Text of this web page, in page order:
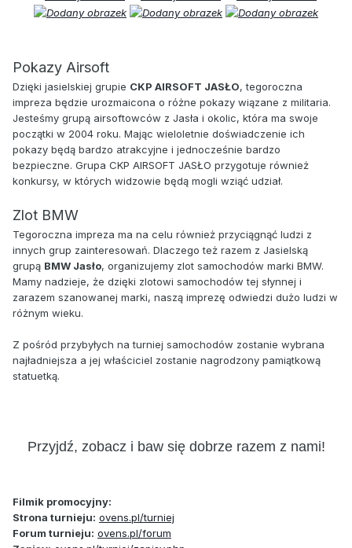
Pokazy Airsoft
Dzięki jasielskiej grupie CKP AIRSOFT JASŁO, tegoroczna
impreza będzie urozmaicona o różne pokazy wiązane z militaria.
Jesteśmy grupą airsoftowców z Jasła i okolic, która ma swoje
początki w 2004 roku. Mając wieloletnie doświadczenie ich
pokazy będą bardzo atrakcyjne i jednocześnie bardzo
bezpieczne. Grupa CKP AIRSOFT JASŁO przygotuje również
konkursy, w których widzowie będą mogli wziąć udział.
Zlot BMW
Tegoroczna impreza ma na celu również przyciągnąć ludzi z
innych grup zainteresowań. Dlaczego też razem z Jasielską
grupą BMW Jasło, organizujemy zlot samochodów marki BMW.
Mamy nadzieje, że dzięki zlotowi samochodów tej słynnej i
zarazem szanowanej marki, naszą imprezę odwiedzi dużo ludzi w
różnym wieku.
Z pośród przybyłych na turniej samochodów zostanie wybrana
najładniejsza a jej właściciel zostanie nagrodzony pamiątkową
statuetką.
Przyjdź, zobacz i baw się dobrze razem z nami!
Filmik promocyjny:
Strona turnieju: ovens.pl/turniej
Forum turnieju: ovens.pl/forum